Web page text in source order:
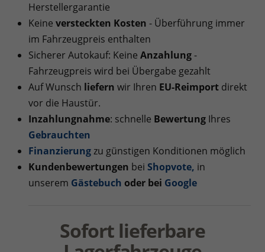
Herstellergarantie
Keine versteckten Kosten - Überführung immer
im Fahrzeugpreis enthalten
Sicherer Autokauf: Keine Anzahlung-
Fahrzeugpreis wird bei Übergabe gezahlt
Auf Wunsch liefern wir Ihren EU-Reimport direkt
vor die Haustür.
Inzahlungnahme: schnelle Bewertung Ihres
Gebrauchten
Finanzierungzu günstigen Konditionen möglich
Kundenbewertungen bei Shopvote, in
unserem Gästebuch oder bei Google
Sofort lieferbare